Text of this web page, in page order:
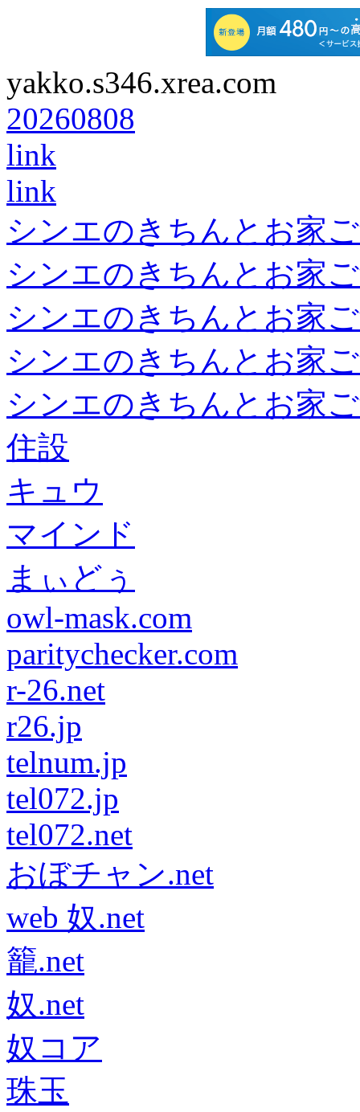
yakko.s346.xrea.com
20260808
link
link
シンエのきちんとお家
シンエのきちんとお家
シンエのきちんとお家
シンエのきちんとお家
シンエのきちんとお家
住設
キュウ
マインド
まぃどぅ
owl-mask.com
paritychecker.com
r-26.net
r26.jp
telnum.jp
tel072.jp
tel072.net
おぼチャン.net
web 奴.net
籠.net
奴.net
奴コア
珠玉